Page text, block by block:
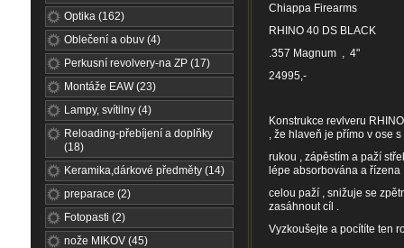
Optika (162)
Oblečení a obuv (4)
Perkusní revolvery-na ZP (17)
Montáže EAW (23)
Lampy, svítilny (4)
Reloading-přebíjení a doplňky
(18)
Keramika,dárkové předměty (14)
preparace (2)
Fotopasti (2)
nože MIKOV (45)
Chiappa Firearms
RHINO 40 DS BLACK
.357 Magnum , 4"
24995,-
Konstrukce revlveru
, že hlaveň je přímo v ose s
rukou , zápěstím a paží
lépe absorbována a řízena
celou paží , snižuje se
zasáhnout cíl .
Vyzkoušejte a pocítíte ten